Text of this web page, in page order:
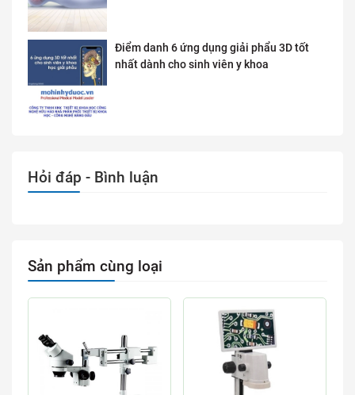
Điểm danh 6 ứng dụng giải phẩu 3D tốt
nhất dành cho sinh viên y khoa
Hỏi đáp - Bình luận
Sản phẩm cùng loại